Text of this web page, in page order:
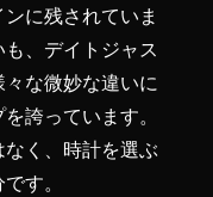
に残されていま
、デイトジャス
々な微妙な違いに
誇っています。
く、時計を選ぶ
す。